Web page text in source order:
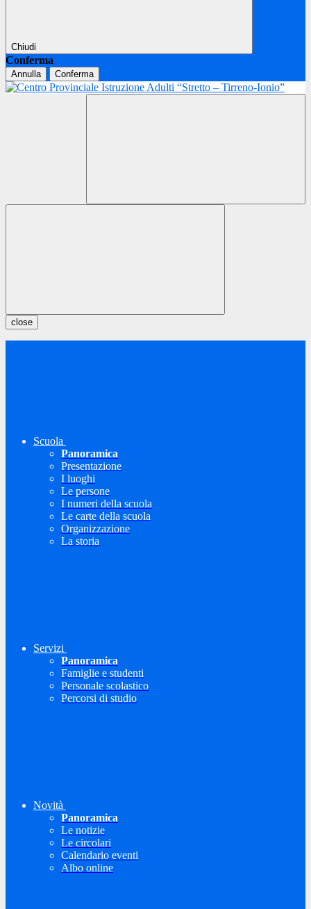
Chiudi
Conferma
Annulla Conferma
close
Scuola
Panoramica
Presentazione
I luoghi
Le persone
I numeri della scuola
Le carte della scuola
Organizzazione
La storia
Servizi
Panoramica
Famiglie e studenti
Personale scolastico
Percorsi di studio
Novità
Panoramica
Le notizie
Le circolari
Calendario eventi
Albo online